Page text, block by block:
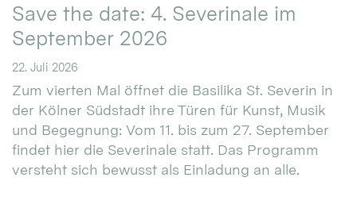
Save the date: 4. Severinale im
September 2026
22. Juli 2026
Zum vierten Mal öffnet die Basilika St. Severin in
der Kölner Südstadt ihre Türen für Kunst, Musik
und Begegnung: Vom 11. bis zum 27. September
findet hier die Severinale statt. Das Programm
versteht sich bewusst als Einladung an alle.